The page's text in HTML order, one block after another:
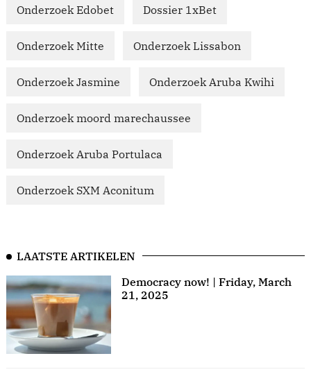
Onderzoek Edobet Dossier 1xBet
Onderzoek Mitte Onderzoek Lissabon
Onderzoek Jasmine Onderzoek Aruba Kwihi
Onderzoek moord marechaussee
Onderzoek Aruba Portulaca
Onderzoek SXM Aconitum
LAATSTE ARTIKELEN
Democracy now! | Friday, March
21, 2025